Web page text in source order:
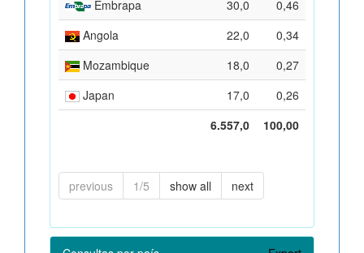
Embrapa
30,0
0,46
Angola
22,0
0,34
Mozambique
18,0
0,27
Japan
17,0
0,26
6.557,0
100,00
previous 1/5 show all next